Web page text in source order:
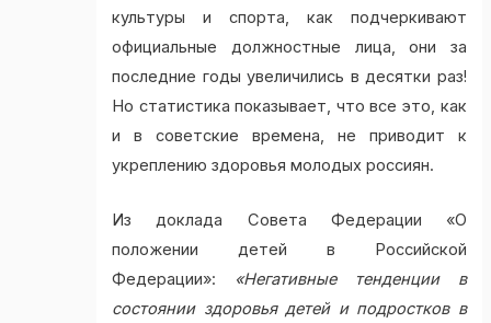
культуры и спорта, как подчеркивают
официальные должностные лица, они за
последние годы увеличились в десятки раз!
Но статистика показывает, что все это, как
и в советские времена, не приводит к
укреплению здоровья молодых россиян.
Из доклада Совета Федерации «О
положении детей в Российской
Федерации»:
«Негативные тенденции в
состоянии здоровья детей и подростков в